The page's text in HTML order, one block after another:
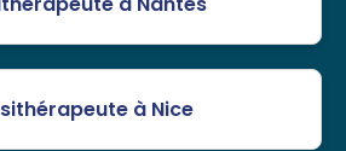
à Nice